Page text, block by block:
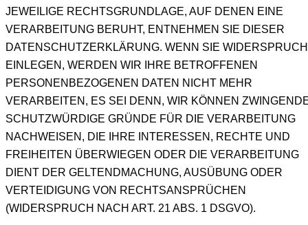
JEWEILIGE RECHTSGRUNDLAGE, AUF DENEN EINE
VERARBEITUNG BERUHT, ENTNEHMEN SIE DIESER
DATENSCHUTZERKLÄRUNG. WENN SIE WIDERSPRUCH
EINLEGEN, WERDEN WIR IHRE BETROFFENEN
PERSONENBEZOGENEN DATEN NICHT MEHR
VERARBEITEN, ES SEI DENN, WIR KÖNNEN
SCHUTZWÜRDIGE GRÜNDE FÜR DIE VERARBEITUNG
NACHWEISEN, DIE IHRE INTERESSEN, RECHTE UND
FREIHEITEN ÜBERWIEGEN ODER DIE VERARBEITUNG
DIENT DER GELTENDMACHUNG, AUSÜBUNG ODER
VERTEIDIGUNG VON RECHTSANSPRÜCHEN
(WIDERSPRUCH NACH ART. 21 ABS. 1 DSGVO).